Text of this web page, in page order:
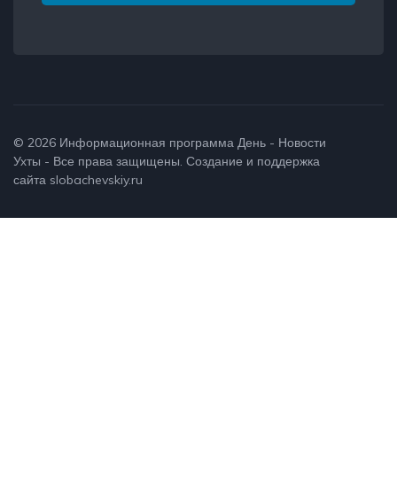
© 2026 Информационная программа День - Новости
Ухты - Все права защищены. Создание и поддержка
сайта slobachevskiy.ru